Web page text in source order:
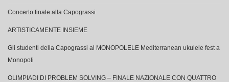
Concerto finale alla Capograssi
ARTISTICAMENTE INSIEME
Gli studenti della Capograssi al MONOPOLELE Mediterranean ukulele fest a
Monopoli
OLIMPIADI DI PROBLEM SOLVING – FINALE NAZIONALE CON QUATTRO